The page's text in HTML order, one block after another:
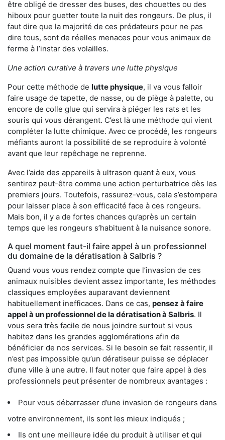
être obligé de dresser des buses, des chouettes ou des
hiboux pour guetter toute la nuit des rongeurs. De plus, il
faut dire que la majorité de ces prédateurs pour ne pas
dire tous, sont de réelles menaces pour vous animaux de
ferme à l’instar des volailles.
Une action curative à travers une lutte physique
Pour cette méthode de lutte physique, il va vous falloir
faire usage de tapette, de nasse, ou de piège à palette, ou
encore de colle glue qui servira à piéger les rats et les
souris qui vous dérangent. C’est là une méthode qui vient
compléter la lutte chimique. Avec ce procédé, les rongeurs
méfiants auront la possibilité de se reproduire à volonté
avant que leur repêchage ne reprenne.
Avec l’aide des appareils à ultrason quant à eux, vous
sentirez peut-être comme une action perturbatrice dès les
premiers jours. Toutefois, rassurez-vous, cela s’estompera
pour laisser place à son efficacité face à ces rongeurs.
Mais bon, il y a de fortes chances qu’après un certain
temps que les rongeurs s’habituent à la nuisance sonore.
A quel moment faut-il faire appel à un professionnel
du domaine de la dératisation à Salbris ?
Quand vous vous rendez compte que l’invasion de ces
animaux nuisibles devient assez importante, les méthodes
classiques employées auparavant deviennent
habituellement inefficaces. Dans ce cas, pensez à faire
appel à un professionnel de la dératisation à Salbris. Il
vous sera très facile de nous joindre surtout si vous
habitez dans les grandes agglomérations afin de
bénéficier de nos services. Si le besoin se fait ressentir, il
n’est pas impossible qu’un dératiseur puisse se déplacer
d’une ville à une autre. Il faut noter que faire appel à des
professionnels peut présenter de nombreux avantages :
Pour vous débarrasser d’une invasion de rongeurs dans
votre environnement, ils sont les mieux indiqués ;
Ils ont une meilleure idée du produit à utiliser et qui